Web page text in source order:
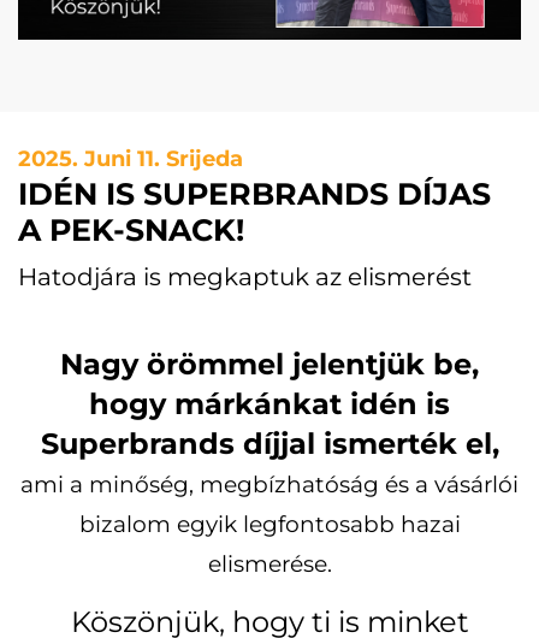
2025. Juni 11. Srijeda
IDÉN IS SUPERBRANDS DÍJAS
A PEK-SNACK!
Hatodjára is megkaptuk az elismerést
Nagy örömmel jelentjük be,
hogy márkánkat idén is
Superbrands díjjal ismerték el,
ami a minőség, megbízhatóság és a vásárlói
bizalom egyik legfontosabb hazai
elismerése.
Köszönjük, hogy ti is minket